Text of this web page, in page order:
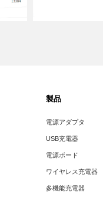
製品
電源アダプタ
USB充電器
電源ボード
ワイヤレス充電器
多機能充電器